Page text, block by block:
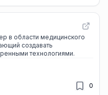
в области медицинского
создавать
технологиями.
0